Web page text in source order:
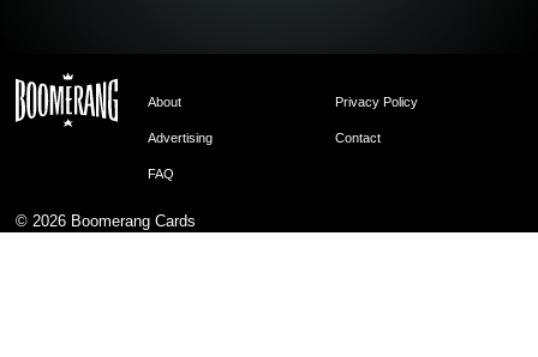
About Privacy Policy
Advertising Contact
FAQ
© 2026 Boomerang Cards